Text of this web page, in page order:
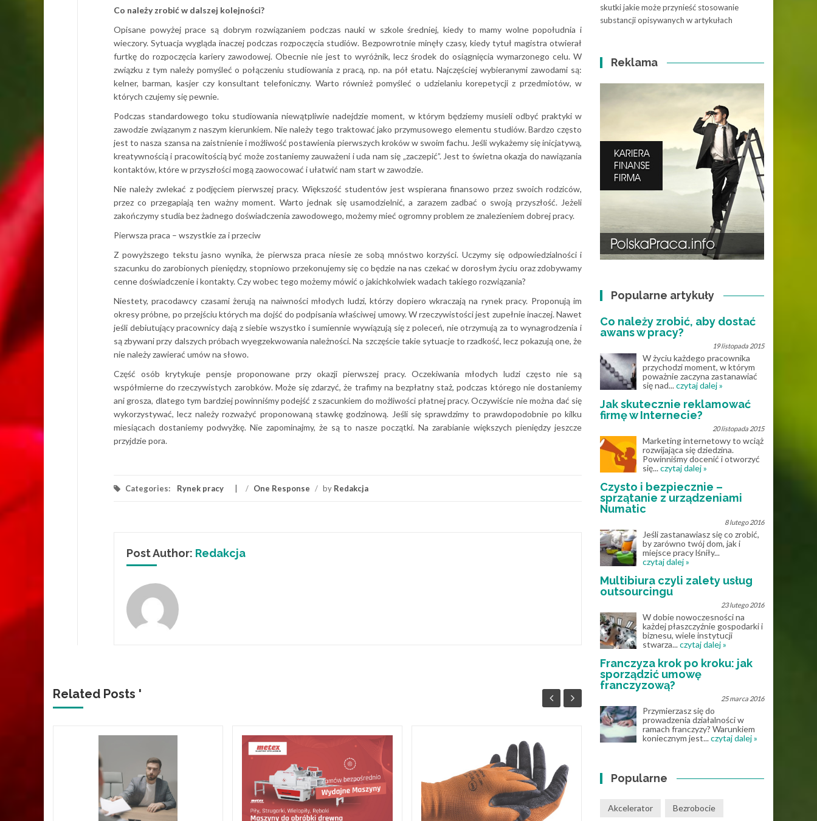
Co należy zrobić w dalszej kolejności?
Opisane powyżej prace są dobrym rozwiązaniem podczas nauki w szkole średniej, kiedy to mamy wolne popołudnia i
wieczory. Sytuacja wygląda inaczej podczas rozpoczęcia studiów. Bezpowrotnie minęły czasy, kiedy tytuł magistra otwierał
furtkę do rozpoczęcia kariery zawodowej. Obecnie nie jest to wyróżnik, lecz środek do osiągnięcia wymarzonego celu. W
związku z tym należy pomyśleć o połączeniu studiowania z pracą, np. na pół etatu. Najczęściej wybieranymi zawodami są:
kelner, barman, kasjer czy konsultant telefoniczny. Warto również pomyśleć o udzielaniu korepetycji z przedmiotów, w
których czujemy się pewnie.
Podczas standardowego toku studiowania niewątpliwie nadejdzie moment, w którym będziemy musieli odbyć praktyki w
zawodzie związanym z naszym kierunkiem. Nie należy tego traktować jako przymusowego elementu studiów. Bardzo często
jest to nasza szansa na zaistnienie i możliwość postawienia pierwszych kroków w swoim fachu. Jeśli wykażemy się inicjatywą,
kreatywnością i pracowitością być może zostaniemy zauważeni i uda nam się „zaczepić”. Jest to świetna okazja do nawiązania
kontaktów, które w przyszłości mogą zaowocować i ułatwić nam start w zawodzie.
Nie należy zwlekać z podjęciem pierwszej pracy. Większość studentów jest wspierana finansowo przez swoich rodziców,
przez co przegapiają ten ważny moment. Warto jednak się usamodzielnić, a zarazem zadbać o swoją przyszłość. Jeżeli
zakończymy studia bez żadnego doświadczenia zawodowego, możemy mieć ogromny problem ze znalezieniem dobrej pracy.
Pierwsza praca – wszystkie za i przeciw
Z powyższego tekstu jasno wynika, że pierwsza praca niesie ze sobą mnóstwo korzyści. Uczymy się odpowiedzialności i
szacunku do zarobionych pieniędzy, stopniowo przekonujemy się co będzie na nas czekać w dorosłym życiu oraz zdobywamy
cenne doświadczenie i kontakty. Czy wobec tego możemy mówić o jakichkolwiek wadach takiego rozwiązania?
Niestety, pracodawcy czasami żerują na naiwności młodych ludzi, którzy dopiero wkraczają na rynek pracy. Proponują im
okresy próbne, po przejściu których ma dojść do podpisania właściwej umowy. W rzeczywistości jest zupełnie inaczej. Nawet
jeśli debiutujący pracownicy dają z siebie wszystko i sumiennie wywiązują się z poleceń, nie otrzymują za to wynagrodzenia i
są zbywani przy dalszych próbach wyegzekwowania należności. Na szczęście takie sytuacje to rzadkość, lecz pokazują one, że
nie należy zawierać umów na słowo.
Część osób krytykuje pensje proponowane przy okazji pierwszej pracy. Oczekiwania młodych ludzi często nie są
współmierne do rzeczywistych zarobków. Może się zdarzyć, że trafimy na bezpłatny staż, podczas którego nie dostaniemy
ani grosza, dlatego tym bardziej powinniśmy podejść z szacunkiem do możliwości płatnej pracy. Oczywiście nie można dać się
wykorzystywać, lecz należy rozważyć proponowaną stawkę godzinową. Jeśli się sprawdzimy to prawdopodobnie po kilku
miesiącach dostaniemy podwyżkę. Nie zapominajmy, że są to nasze początki. Na zarabianie większych pieniędzy jeszcze
przyjdzie pora.
Categories: Rynek pracy / One Response / by Redakcja
Post Author: Redakcja
Related Posts '
LIS
możliwości
Czarnków, malowniczo
skutki jakie może przynieść stosowanie
substancji opisywanych w artykułach
Reklama
Popularne artykuły
Co należy zrobić, aby dostać
awans w pracy?
19 listopada 2015
W życiu każdego pracownika
przychodzi moment, w którym
poważnie zaczyna zastanawiać
się nad...czytaj dalej »
Jak skutecznie reklamować
firmę w Internecie?
20 listopada 2015
Marketing internetowy to wciąż
rozwijająca się dziedzina.
Powinniśmy docenić i otworzyć
się...czytaj dalej »
Czysto i bezpiecznie –
sprzątanie z urządzeniami
Numatic
8 lutego 2016
Jeśli zastanawiasz się co zrobić,
by zarówno twój dom, jak i
miejsce pracy lśniły...
czytaj dalej »
Multibiura czyli zalety usług
outsourcingu
23 lutego 2016
W dobie nowoczesności na
każdej płaszczyźnie gospodarki i
biznesu, wiele instytucji
stwarza...czytaj dalej »
Franczyza krok po kroku: jak
sporządzić umowę
franczyzową?
25 marca 2016
Przymierzasz się do
prowadzenia działalności w
ramach franczyzy? Warunkiem
koniecznym jest...czytaj dalej »
Popularne
Akcelerator Bezrobocie